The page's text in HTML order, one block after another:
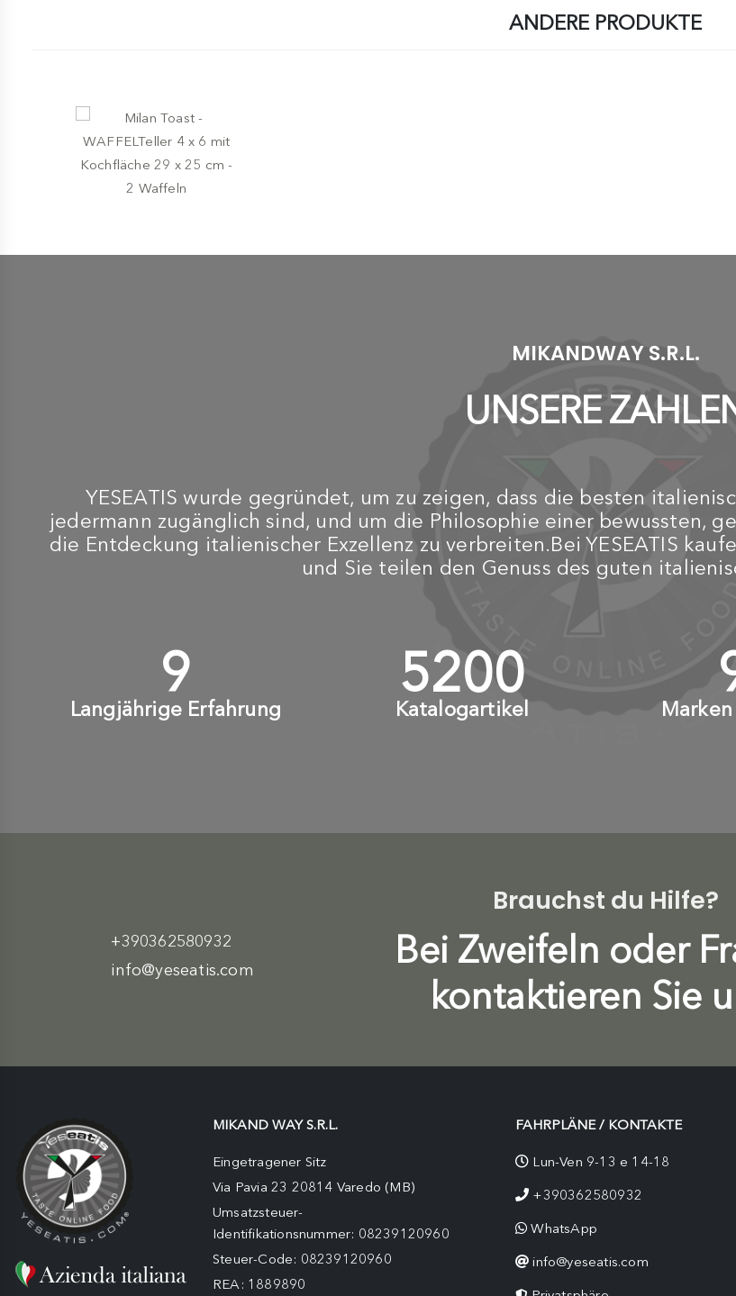
ANDERE PRODUKTE
MIKANDWAY S.R.L.
UNSERE
YESEATIS wurde gegründet, um zu zeigen, dass die besten
jedermann zugänglich sind, und um die Philosophie einer bewussten,
die Entdeckung italienischer Exzellenz zu verbreiten.Bei YESEATIS
und Sie teilen den Genuss des guten
10+
Langjährige Erfahrung
6000+
Katalogartikel
+390362580932
info@yeseatis.com
Brauchst du Hilfe?
Bei Zweifeln oder
kontaktieren Sie
MIKAND WAY S.R.L.
Eingetragener Sitz
Via Pavia 23 20814 Varedo (MB)
Umsatzsteuer-
Identifikationsnummer: 08239120960
Steuer-Code: 08239120960
REA: 1889890
FAHRPLÄNE / KONTAKTE
Lun-Ven 9-13 e 14-18
+390362580932
WhatsApp
info@yeseatis.com